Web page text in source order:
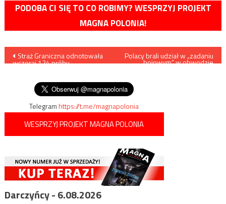
PODOBA CI SIĘ TO CO ROBIMY? WESPRZYJ PROJEKT
MAGNA POLONIA!
Nawigacja
Straż Graniczna odnotowała
wczoraj 124 próby
Polacy brali udział w „zadaniu
bojowym” w obwodzie
Telegramhttps://t.me/magnapolonia
WESPRZYJ PROJEKT MAGNA POLONIA
Darczyńcy - 6.08.2026